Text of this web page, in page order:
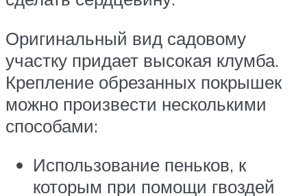
Оригинальный вид садовому
участку придает высокая клумба.
Крепление обрезанных покрышек
можно произвести несколькими
способами:
Использование пеньков, к
которым при помощи гвоздей